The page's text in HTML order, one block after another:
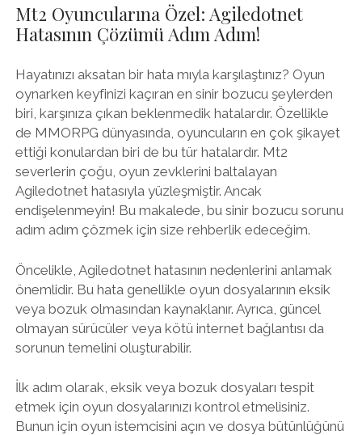
Mt2 Oyuncularına Özel: Agiledotnet
Hatasının Çözümü Adım Adım!
Hayatınızı aksatan bir hata mıyla karşılaştınız? Oyun
oynarken keyfinizi kaçıran en sinir bozucu şeylerden
biri, karşınıza çıkan beklenmedik hatalardır. Özellikle
de MMORPG dünyasında, oyuncuların en çok şikayet
ettiği konulardan biri de bu tür hatalardır. Mt2
severlerin çoğu, oyun zevklerini baltalayan
Agiledotnet hatasıyla yüzleşmiştir. Ancak
endişelenmeyin! Bu makalede, bu sinir bozucu sorunu
adım adım çözmek için size rehberlik edeceğim.
Öncelikle, Agiledotnet hatasının nedenlerini anlamak
önemlidir. Bu hata genellikle oyun dosyalarının eksik
veya bozuk olmasından kaynaklanır. Ayrıca, güncel
olmayan sürücüler veya kötü internet bağlantısı da
sorunun temelini oluşturabilir.
İlk adım olarak, eksik veya bozuk dosyaları tespit
etmek için oyun dosyalarınızı kontrol etmelisiniz.
Bunun için oyun istemcisini açın ve dosya bütünlüğünü